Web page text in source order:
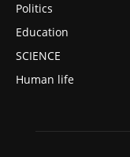
Politics
Education
SCIENCE
Human life